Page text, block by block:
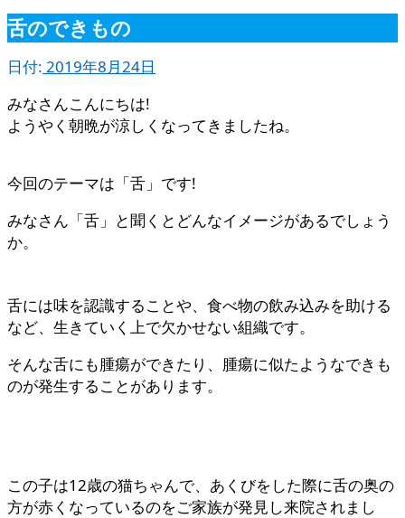
舌のできもの
日付: 2019年8月24日
みなさんこんにちは!
ようやく朝晩が涼しくなってきましたね。
今回のテーマは「舌」です!
みなさん「舌」と聞くとどんなイメージがあるでしょう
か。
舌には味を認識することや、食べ物の飲み込みを助ける
など、生きていく上で欠かせない組織です。
そんな舌にも腫瘍ができたり、腫瘍に似たようなできも
のが発生することがあります。
この子は12歳の猫ちゃんで、あくびをした際に舌の奥の
方が赤くなっているのをご家族が発見し来院されまし